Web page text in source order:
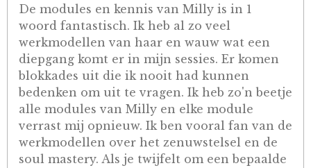
De modules en kennis van Milly is in 1
woord fantastisch. Ik heb al zo veel
werkmodellen van haar en wauw wat een
diepgang komt er in mijn sessies. Er komen
blokkades uit die ik nooit had kunnen
bedenken om uit te vragen. Ik heb zo'n beetje
alle modules van Milly en elke module
verrast mij opnieuw. Ik ben vooral fan van de
werkmodellen over het zenuwstelsel en de
soul mastery. Als je twijfelt om een bepaalde